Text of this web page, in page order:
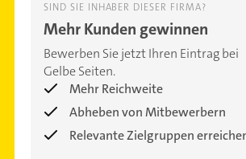
SIND SIE INHABER DIESER FIRMA?
Mehr Kunden gewinnen
Bewerben Sie jetzt Ihren Eintrag bei
Gelbe Seiten.
Mehr Reichweite
Abheben von Mitbewerbern
Relevante Zielgruppen